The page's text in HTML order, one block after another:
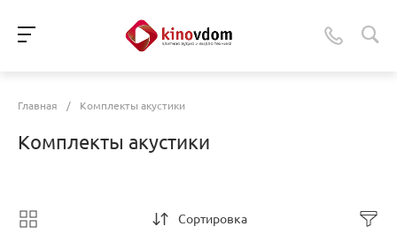
Главная / Комплекты акустики
Комплекты акустики
Сортировка